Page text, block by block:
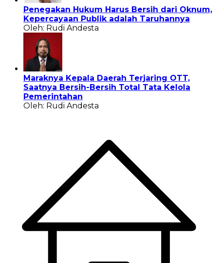
Penegakan Hukum Harus Bersih dari Oknum,
Kepercayaan Publik adalah Taruhannya
Oleh: Rudi Andesta
Maraknya Kepala Daerah Terjaring OTT,
Saatnya Bersih-Bersih Total Tata Kelola
Pemerintahan
Oleh: Rudi Andesta